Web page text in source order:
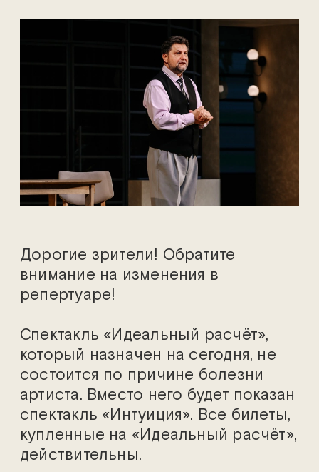
Дорогие зрители! Обратите
внимание на изменения в
репертуаре!
Спектакль «Идеальный расчёт»,
который назначен на сегодня, не
состоится по причине болезни
артиста. Вместо него будет показан
спектакль «Интуиция». Все билеты,
купленные на «Идеальный расчёт»,
действительны.